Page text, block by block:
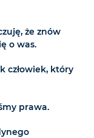
że znów
o was.
człowiek, który
prawa.